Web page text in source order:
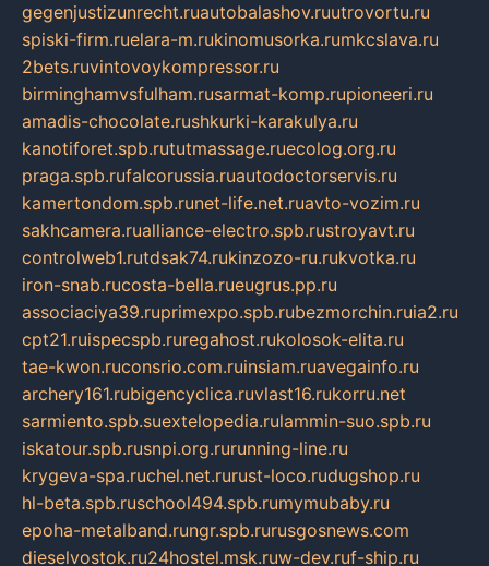
gegenjustizunrecht.ruautobalashov.ruutrovortu.ru
spiski-firm.ruelara-m.rukinomusorka.rumkcslava.ru
2bets.ruvintovoykompressor.ru
birminghamvsfulham.rusarmat-komp.rupioneeri.ru
amadis-chocolate.rushkurki-karakulya.ru
kanotiforet.spb.rututmassage.ruecolog.org.ru
praga.spb.rufalcorussia.ruautodoctorservis.ru
kamertondom.spb.runet-life.net.ruavto-vozim.ru
sakhcamera.rualliance-electro.spb.rustroyavt.ru
controlweb1.rutdsak74.rukinzozo-ru.rukvotka.ru
iron-snab.rucosta-bella.rueugrus.pp.ru
associaciya39.ruprimexpo.spb.rubezmorchin.ruia2.ru
cpt21.ruispecspb.ruregahost.rukolosok-elita.ru
tae-kwon.ruconsrio.com.ruinsiam.ruavegainfo.ru
archery161.rubigencyclica.ruvlast16.rukorru.net
sarmiento.spb.suextelopedia.rulammin-suo.spb.ru
iskatour.spb.rusnpi.org.rurunning-line.ru
krygeva-spa.ruchel.net.rurust-loco.rudugshop.ru
hl-beta.spb.ruschool494.spb.rumymubaby.ru
epoha-metalband.rungr.spb.rurusgosnews.com
dieselvostok.ru24hostel.msk.ruw-dev.ruf-ship.ru